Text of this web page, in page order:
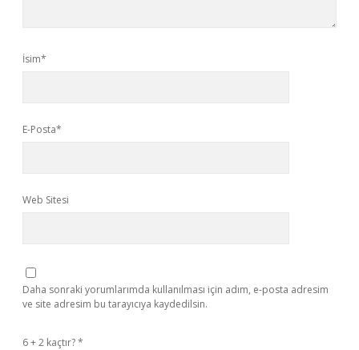
İsim*
E-Posta*
Web Sitesi
Daha sonraki yorumlarımda kullanılması için adım, e-posta adresim
ve site adresim bu tarayıcıya kaydedilsin.
6 + 2 kaçtır?*